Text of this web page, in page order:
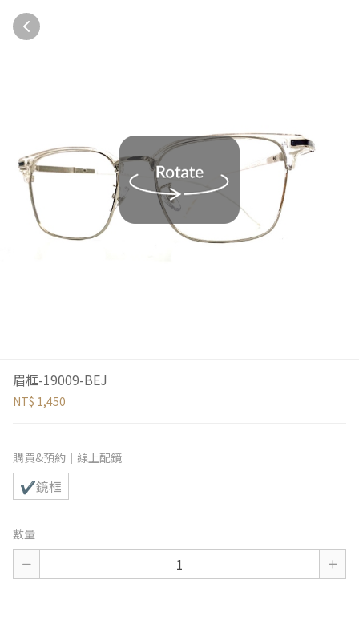
眉框-19009-BEJ
NT$ 1,450
購買&預約｜線上配鏡
✔鏡框
數量